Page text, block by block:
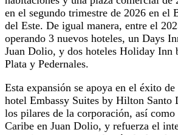
en el segundo trimestre de 2026 en el
del Este. De igual manera, entre el
operando 3 nuevos hoteles, un Days
Juan Dolio, y dos hoteles Holiday Inn
Plata y Pedernales.
Esta expansión se apoya en el éxito
hotel Embassy Suites by Hilton Santo
los pilares de la corporación, así
Caribe en Juan Dolio, y refuerza el